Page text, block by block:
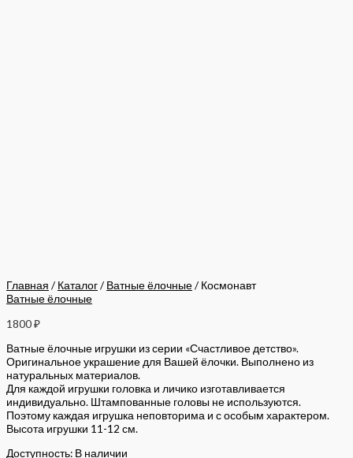
Главная / Каталог/ Ватные ёлочные/ Космонавт
Ватные ёлочные
1800₽
Ватные ёлочные игрушки из серии «Счастливое детство».
Оригинальное украшение для Вашей ёлочки. Выполнено из
натуральных материалов.
Для каждой игрушки головка и личико изготавливается
индивидуально. Штампованные головы не используются.
Поэтому каждая игрушка неповторима и с особым характером.
Высота игрушки 11-12 см.
Доступность: В наличии